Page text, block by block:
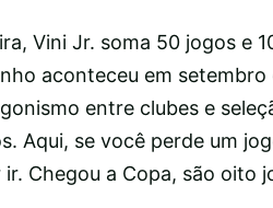
Vini Jr. soma 50 jogos e
aconteceu em
entre clubes e
Aqui, se você perde um
Chegou a Copa, são oito